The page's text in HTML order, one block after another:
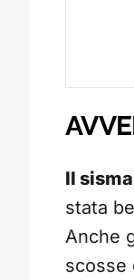
Il
stata
Anche
scosse